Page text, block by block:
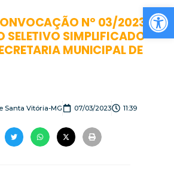
Nº 03/2023
SELETIVO SIMPLIFICADO
MUNICIPAL DE
Vitória-MG 07/03/2023 11:39